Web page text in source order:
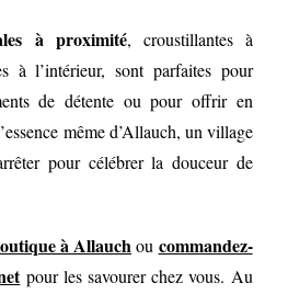
à proximité, croustillantes à
à l’intérieur, sont parfaites pour
de détente ou pour offrir en
même d’Allauch, un village
pour célébrer la douceur de
à Allauchou commandez-
pour les savourer chez vous. Au